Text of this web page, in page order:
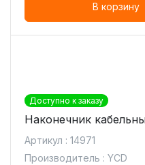
В корзину
Доступно к заказу
Наконечник
Артикул : 14971
Производитель : YCD